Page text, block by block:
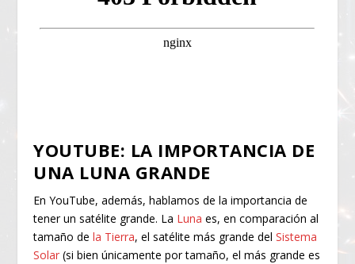
YOUTUBE: LA IMPORTANCIA DE
UNA LUNA GRANDE
En YouTube, además, hablamos de la importancia de
tener un satélite grande. La Luna es, en comparación al
tamaño dela Tierra, el satélite más grande delSistema
Solar (si bien únicamente por tamaño, el más grande es